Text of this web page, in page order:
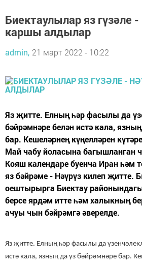
Биектаулылар яз гүзәле
каршы алдылар
admin, 21 март 2022 - 10:22
Яз җитте. Елның һәр фасылы да
бәйрәмнәре белән истә кала,
бар. Кешеләрнең күңелләрен
Май чабу йоласына багышланган
Кояш календаре буенча Иран һәм
яз бәйрәме - Нәүрүз килеп җитте.
оештырырга Биектау
берсе ярдәм итте һәм халыкның
ачуы чын бәйрәмгә әверелде.
Яз җитте. Елның һәр фасылы да
истә кала, язның да үз бәйрәмнәре бар.